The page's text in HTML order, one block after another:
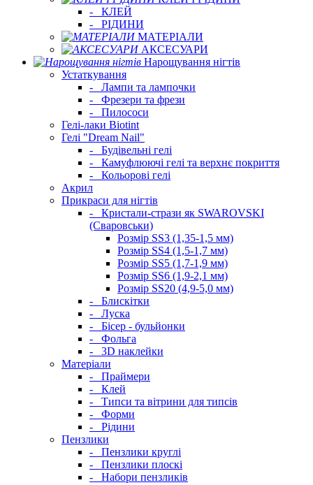
-
КЛЕЙ
-
РІДИНИ
МАТЕРІАЛИ
АКСЕСУАРИ
Нарощування нігтів
Устаткування
-
Лампи та лампочки
-
Фрезери та фрези
-
Пилососи
Гелі-лаки Biotint
Гелі "Dream Nail"
-
Будівельні гелі
-
Камуфлюючі гелі та верхнє покриття
-
Кольорові гелі
Акрил
Прикраси для нігтів
-
Кристали-стрази як SWAROVSKI
(Сваровськи)
Розмір SS3 (1,35-1,5 мм)
Розмір SS4 (1,5-1,7 мм)
Розмір SS5 (1,7-1,9 мм)
Розмір SS6 (1,9-2,1 мм)
Розмір SS20 (4,9-5,0 мм)
-
Блискітки
-
Луска
-
Бісер - бульйонки
-
Фольга
-
3D наклейки
Матеріали
-
Праймери
-
Клей
-
Типси та вітрини для типсів
-
Форми
-
Рідини
Пензлики
-
Пензлики круглі
-
Пензлики плоскі
-
Набори пензликів